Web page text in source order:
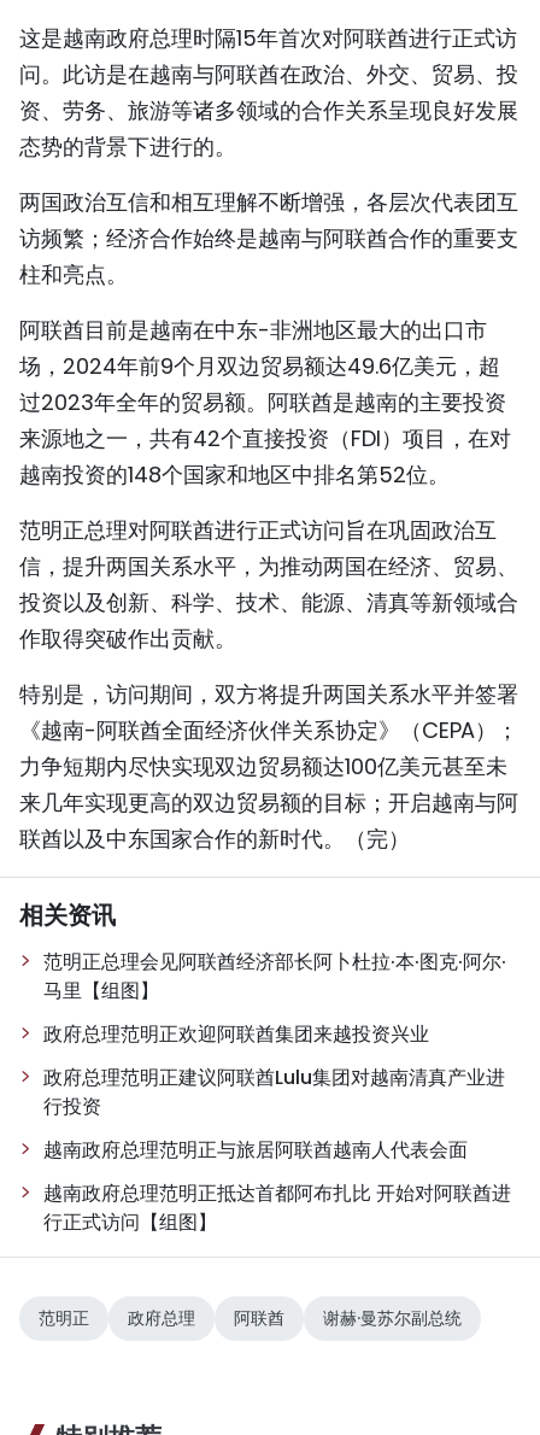
ESPAÑOL
这是越南政府总理时隔15年首次对阿联酋进行正式访
问。此访是在越南与阿联酋在政治、外交、贸易、投
资、劳务、旅游等诸多领域的合作关系呈现良好发展
态势的背景下进行的。
两国政治互信和相互理解不断增强，各层次代表团互
访频繁；经济合作始终是越南与阿联酋合作的重要支
柱和亮点。
阿联酋目前是越南在中东-非洲地区最大的出口市
场，2024年前9个月双边贸易额达49.6亿美元，超
过2023年全年的贸易额。阿联酋是越南的主要投资
来源地之一，共有42个直接投资（FDI）项目，在对
越南投资的148个国家和地区中排名第52位。
范明正总理对阿联酋进行正式访问旨在巩固政治互
信，提升两国关系水平，为推动两国在经济、贸易、
投资以及创新、科学、技术、能源、清真等新领域合
作取得突破作出贡献。
特别是，访问期间，双方将提升两国关系水平并签署
《越南-阿联酋全面经济伙伴关系协定》（CEPA）；
力争短期内尽快实现双边贸易额达100亿美元甚至未
来几年实现更高的双边贸易额的目标；开启越南与阿
联酋以及中东国家合作的新时代。（完）
相关资讯
范明正总理会见阿联酋经济部长阿卜杜拉·本·图克·阿尔·
马里【组图】
政府总理范明正欢迎阿联酋集团来越投资兴业
政府总理范明正建议阿联酋Lulu集团对越南清真产业进
行投资
越南政府总理范明正与旅居阿联酋越南人代表会面
越南政府总理范明正抵达首都阿布扎比 开始对阿联酋进
行正式访问【组图】
范明正 政府总理 阿联酋 谢赫·曼苏尔副总统